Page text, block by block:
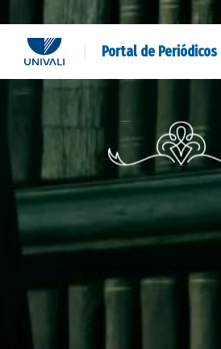
Portal de Periódicos